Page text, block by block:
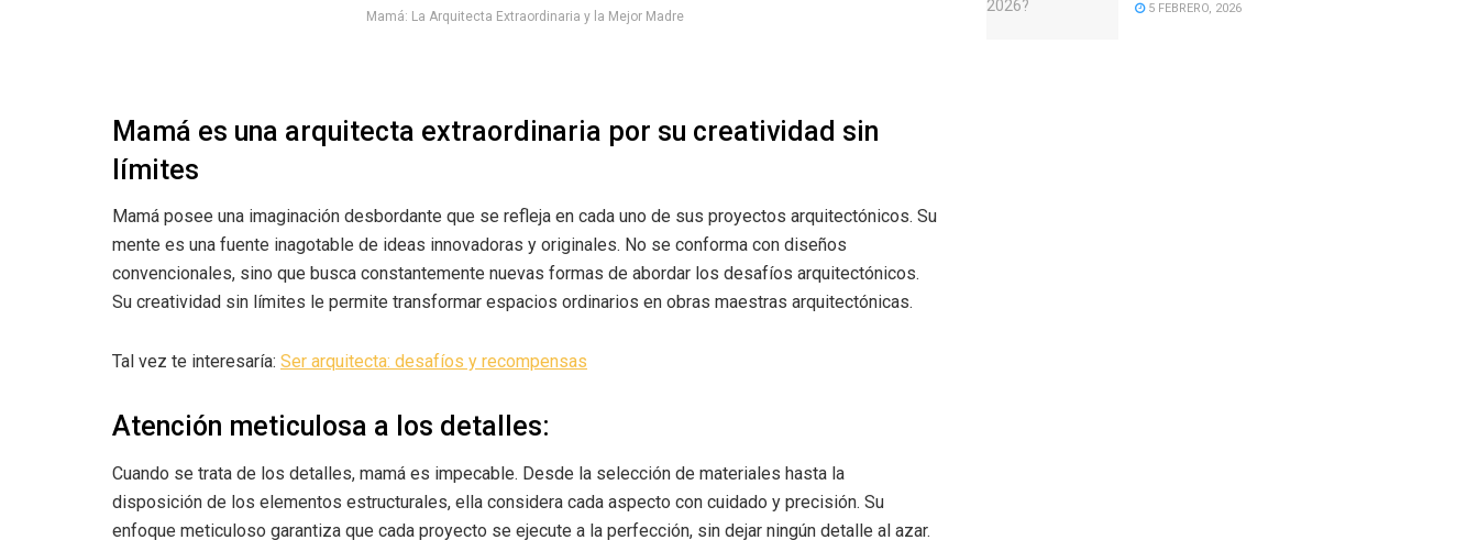
Mamá: La Arquitecta Extraordinaria y la Mejor Madre
Mamá es una arquitecta extraordinaria por su creatividad sin
límites
Mamá posee una imaginación desbordante que se refleja en cada uno de sus proyectos arquitectónicos. Su
mente es una fuente inagotable de ideas innovadoras y originales. No se conforma con diseños
convencionales, sino que busca constantemente nuevas formas de abordar los desafíos arquitectónicos.
Su creatividad sin límites le permite transformar espacios ordinarios en obras maestras arquitectónicas.
Tal vez te interesaría: Ser arquitecta: desafíos y recompensas
Atención meticulosa a los detalles:
Cuando se trata de los detalles, mamá es impecable. Desde la selección de materiales hasta la
disposición de los elementos estructurales, ella considera cada aspecto con cuidado y precisión. Su
enfoque meticuloso garantiza que cada proyecto se ejecute a la perfección, sin dejar ningún detalle al azar.
5 FEBRERO, 2026